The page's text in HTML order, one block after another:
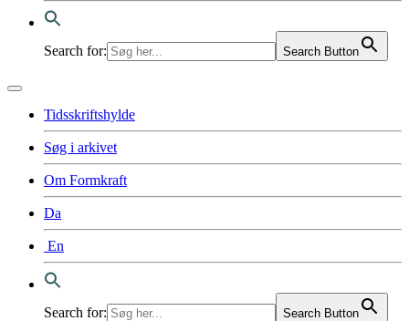
Search for: Search Button
Tidsskriftshylde
Søg i arkivet
Om Formkraft
Da
En
Search for: Search Button